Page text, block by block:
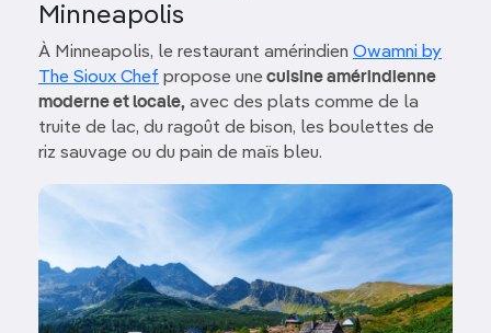
Minneapolis
À Minneapolis, le restaurant amérindien Owamni by
The Sioux Chef propose unecuisine amérindienne
moderne et locale, avec des plats comme de la
truite de lac, du ragoût de bison, les boulettes de
riz sauvage ou du pain de maïs bleu.
Image